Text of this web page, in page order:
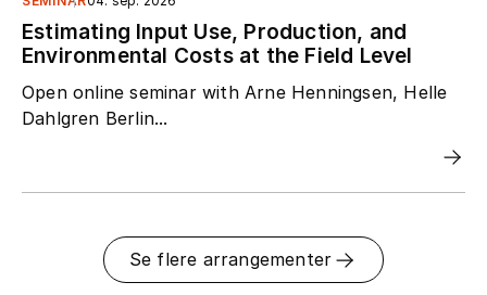
Estimating Input Use, Production, and
Environmental Costs at the Field Level
Open online seminar with Arne Henningsen, Helle
Dahlgren Berlin...
Se flere arrangementer